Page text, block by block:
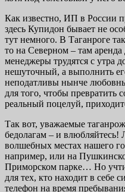
Как известно, ИП в России
здесь Купидон бывает не
тут немного. В Таганроге
то на Северном – там
менеджеры трудятся с утра
нешуточный, а выполнить
неподатливы нынче
для того, чтобы превратить
реальный поцелуй,
Так вот, уважаемые
бедолагам – и влюбляйтесь!
волшебных местах нашего
например, или на
Приморском парке… Но
для тех, кто находит в себе
телефон на время